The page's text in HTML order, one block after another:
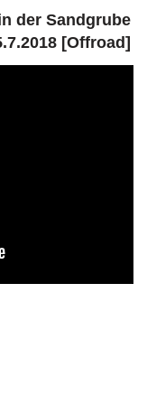
der Sandgrube
[Offroad]